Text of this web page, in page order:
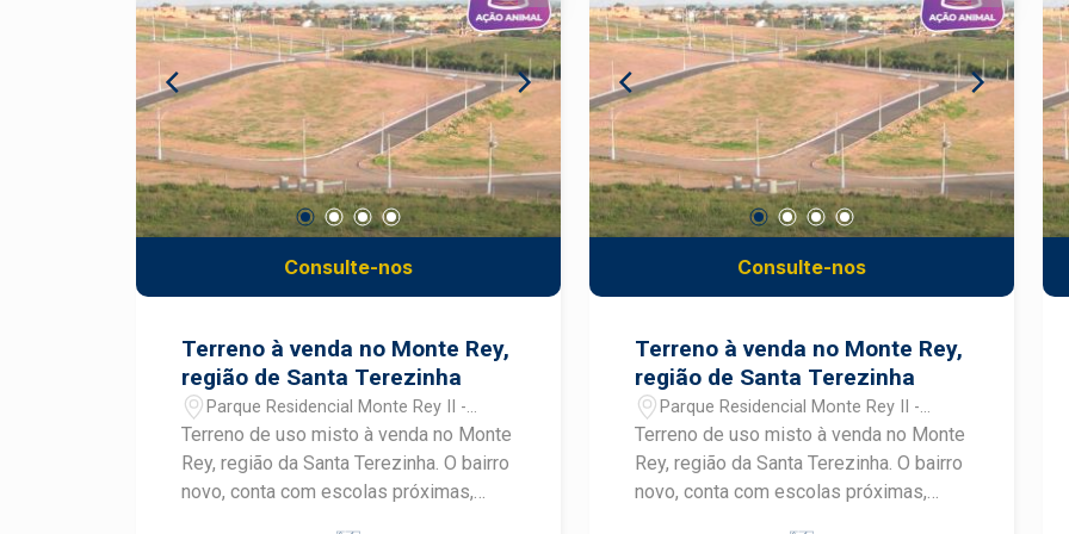
Laranjais conta com lazer diferenciado
dos demais loteamentos de Piracicaba,
tendo entre eles: beach tennis, campo
gramado, playground, espaço food
truck, pista de caminhada, park dog,
entre outros. Algumas das condições
diferenciadas de pré-lançamento inclui
parcelas a partir de R$ 831,32!
Consulte-nos
Terreno à venda no Monte Rey,
região de Santa Terezinha
Parque Residencial Monte Rey II -
Piracicaba/SP
Terreno de uso misto à venda no Monte
Rey, região da Santa Terezinha. O bairro
novo, conta com escolas próximas,
Consulte-nos
Terreno à venda no Monte Rey,
região de Santa Terezinha
Parque Residencial Monte Rey II -
Piracicaba/SP
Terreno de uso misto à venda no Monte
Rey, região da Santa Terezinha. O bairro
novo, conta com escolas próximas,